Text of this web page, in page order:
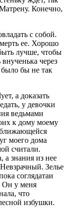
Конечно,
с собой.
ее. Хорошо
лучше, чтобы
через
было бы не так
а доказать
у девочки
ведьмами
к дому моему
моего дома
считали.
а знания из нее
Зелье
соглядатаи
Он у меня
что
избушки.